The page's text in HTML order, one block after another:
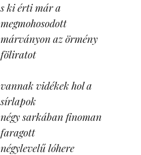
s ki érti már a
megmohosodott
márványon az örmény
föliratot
vannak vidékek hol a
sírlapok
négy sarkában finoman
faragott
négylevelű lóhere